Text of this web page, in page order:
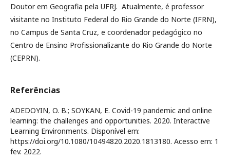
Doutor em Geografia pela UFRJ. Atualmente, é professor
visitante no Instituto Federal do Rio Grande do Norte (IFRN),
no Campus de Santa Cruz, e coordenador pedagógico no
Centro de Ensino Profissionalizante do Rio Grande do Norte
(CEPRN).
Referências
ADEDOYIN, O. B.; SOYKAN, E. Covid-19 pandemic and online
learning: the challenges and opportunities. 2020. Interactive
Learning Environments. Disponível em:
https://doi.org/10.1080/10494820.2020.1813180. Acesso em: 1
fev. 2022.